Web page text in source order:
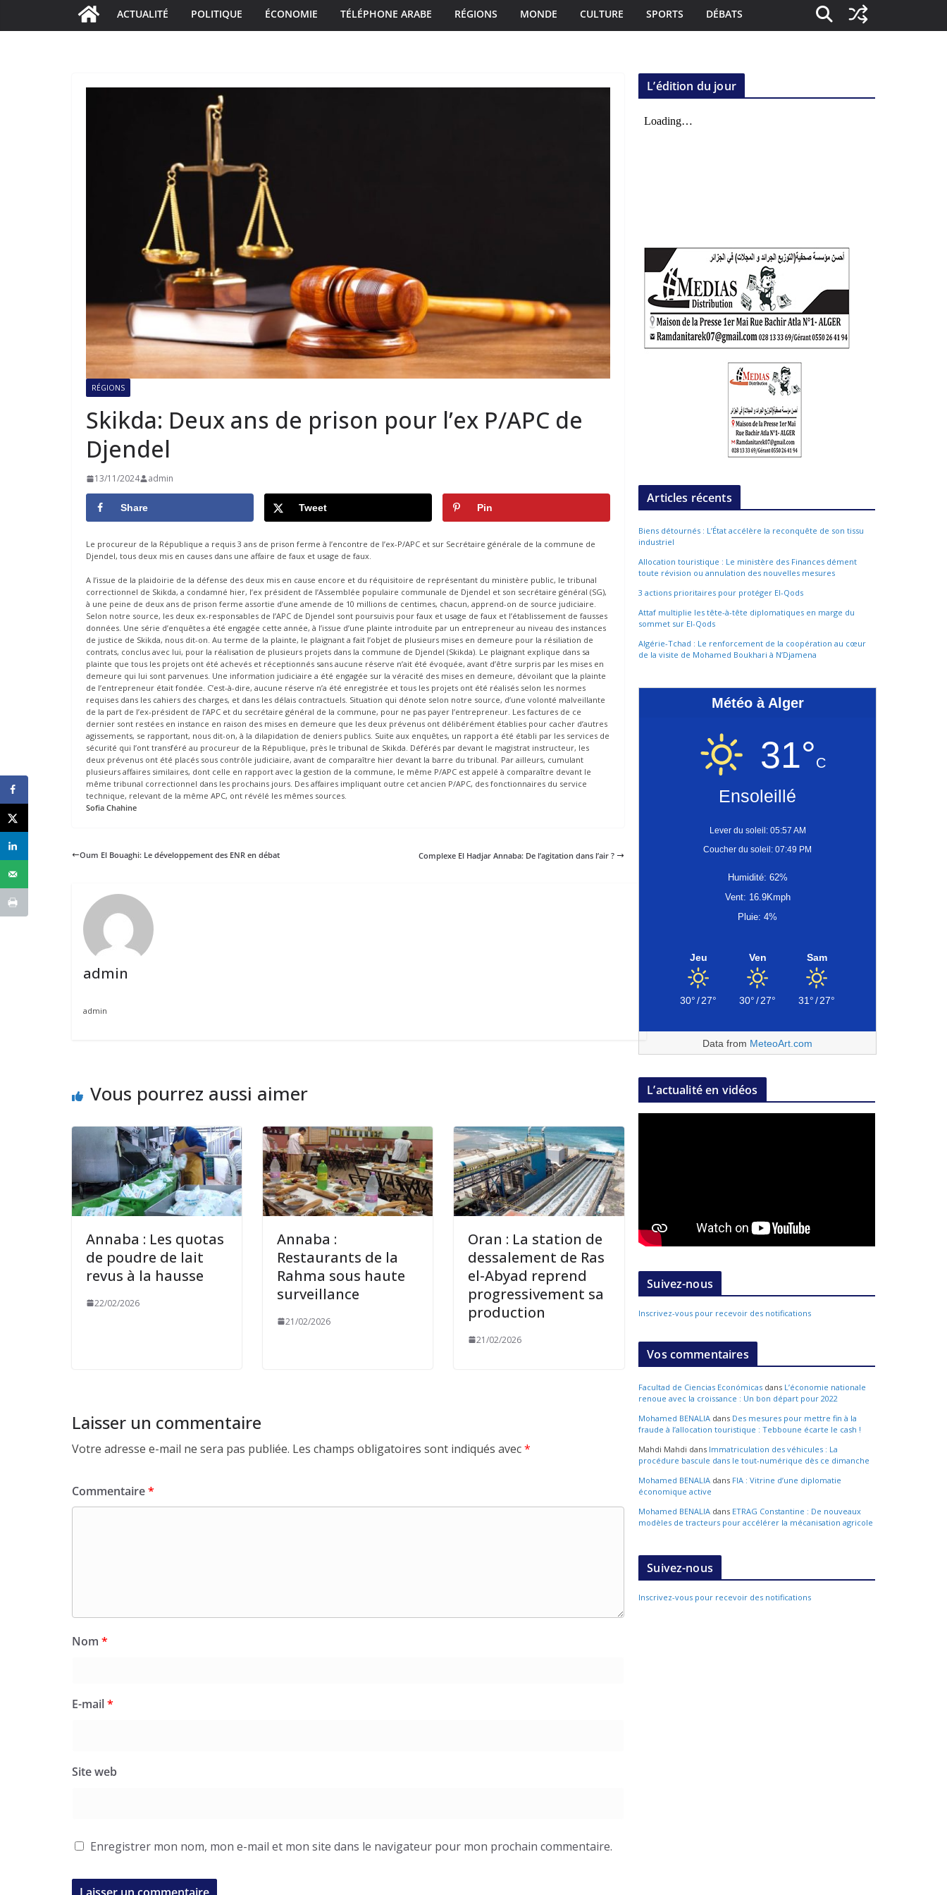
ACTUALITÉ POLITIQUE ÉCONOMIE TÉLÉPHONE ARABE RÉGIONS MONDE CULTURE SPORTS DÉBATS
RÉGIONS
Skikda: Deux ans de prison pour l’ex P/APC de
Djendel
13/11/2024 admin
Share Tweet Pin
Le procureur de la République a requis 3 ans de prison ferme à l’encontre de l’ex-P/APC et sur Secrétaire générale de la commune de
Djendel, tous deux mis en causes dans une affaire de faux et usage de faux.
A l’issue de la plaidoirie de la défense des deux mis en cause encore et du réquisitoire de représentant du ministère public, le tribunal
correctionnel de Skikda, a condamné hier, l’ex président de l’Assemblée populaire communale de Djendel et son secrétaire général (SG),
à une peine de deux ans de prison ferme assortie d’une amende de 10 millions de centimes, chacun, apprend-on de source judiciaire.
Selon notre source, les deux ex-responsables de l’APC de Djendel sont poursuivis pour faux et usage de faux et l’établissement de fausses
données. Une série d’enquêtes a été engagée cette année, à l’issue d’une plainte introduite par un entrepreneur au niveau des instances
de justice de Skikda, nous dit-on. Au terme de la plainte, le plaignant a fait l’objet de plusieurs mises en demeure pour la résiliation de
contrats, conclus avec lui, pour la réalisation de plusieurs projets dans la commune de Djendel (Skikda). Le plaignant explique dans sa
plainte que tous les projets ont été achevés et réceptionnés sans aucune réserve n’ait été évoquée, avant d’être surpris par les mises en
demeure qui lui sont parvenues. Une information judiciaire a été engagée sur la véracité des mises en demeure, dévoilant que la plainte
de l’entrepreneur était fondée. C’est-à-dire, aucune réserve n’a été enregistrée et tous les projets ont été réalisés selon les normes
requises dans les cahiers des charges, et dans les délais contractuels. Situation qui dénote selon notre source, d’une volonté malveillante
de la part de l’ex-président de l’APC et du secrétaire général de la commune, pour ne pas payer l’entrepreneur. Les factures de ce
dernier sont restées en instance en raison des mises en demeure que les deux prévenus ont délibérément établies pour cacher d’autres
agissements, se rapportant, nous dit-on, à la dilapidation de deniers publics. Suite aux enquêtes, un rapport a été établi par les services de
sécurité qui l’ont transféré au procureur de la République, près le tribunal de Skikda. Déférés par devant le magistrat instructeur, les
deux prévenus ont été placés sous contrôle judiciaire, avant de comparaître hier devant la barre du tribunal. Par ailleurs, cumulant
plusieurs affaires similaires, dont celle en rapport avec la gestion de la commune, le même P/APC est appelé à comparaître devant le
même tribunal correctionnel dans les prochains jours. Des affaires impliquant outre cet ancien P/APC, des fonctionnaires du service
technique, relevant de la même APC, ont révélé les mêmes sources.
Sofia Chahine
Oum El Bouaghi: Le développement des ENR en débat Complexe El Hadjar Annaba: De l’agitation dans l’air ?
admin
admin
Vous pourrez aussi aimer
Annaba : Les quotas
de poudre de lait
revus à la hausse
22/02/2026
Annaba :
Restaurants de la
Rahma sous haute
surveillance
21/02/2026
Oran : La station de
dessalement de Ras
el-Abyad reprend
progressivement sa
production
21/02/2026
Laisser un commentaire
Votre adresse e-mail ne sera pas publiée. Les champs obligatoires sont indiqués avec*
Commentaire*
Nom *
E-mail*
Site web
Enregistrer mon nom, mon e-mail et mon site dans le navigateur pour mon prochain commentaire.
L’édition du jour
Articles récents
Biens détournés : L’État accélère la reconquête de son tissu
industriel
Allocation touristique : Le ministère des Finances dément
toute révision ou annulation des nouvelles mesures
3 actions prioritaires pour protéger El-Qods
Attaf multiplie les tête-à-tête diplomatiques en marge du
sommet sur El-Qods
Algérie-Tchad : Le renforcement de la coopération au cœur
de la visite de Mohamed Boukhari à N’Djamena
Météo à Alger
31°C
Ensoleillé
Lever du soleil: 05:57 AM
Coucher du soleil: 07:49 PM
Humidité: 62%
Vent: 16.9Kmph
Pluie: 4%
Jeu
30°/27°
Ven
30°/27°
Sam
31°/27°
Data from MeteoArt.com
L’actualité en vidéos
Suivez-nous
Inscrivez-vous pour recevoir des notifications
Vos commentaires
Facultad de Ciencias Económicas dans L’économie nationale
renoue avec la croissance : Un bon départ pour 2022
Mohamed BENALIA dans Des mesures pour mettre fin à la
fraude à l’allocation touristique : Tebboune écarte le cash !
Mahdi Mahdi dans Immatriculation des véhicules : La
procédure bascule dans le tout-numérique dès ce dimanche
Mohamed BENALIA dans FIA : Vitrine d’une diplomatie
économique active
Mohamed BENALIA dans ETRAG Constantine : De nouveaux
modèles de tracteurs pour accélérer la mécanisation agricole
Suivez-nous
Inscrivez-vous pour recevoir des notifications